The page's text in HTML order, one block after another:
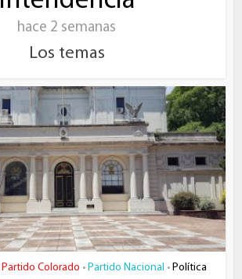
hace 2 semanas
Los temas
Partido Colorado • Partido Nacional • Política